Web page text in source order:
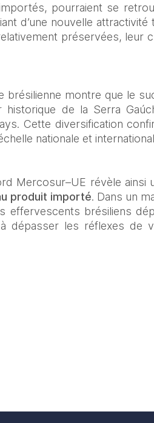
pourraient se
d’une nouvelle
préservées, leur
brésilienne montre que le
de la Serra
Cette diversification
nationale et
Mercosur–UE révèle ainsi
produit importé. Dans un
effervescents brésiliens
dépasser les réflexes de